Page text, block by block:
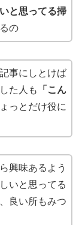
と思ってる掃
の
事にしとけば
た人も 「こん
っとだけ役に
興味あるよう
いと思ってる
良い所もみつ